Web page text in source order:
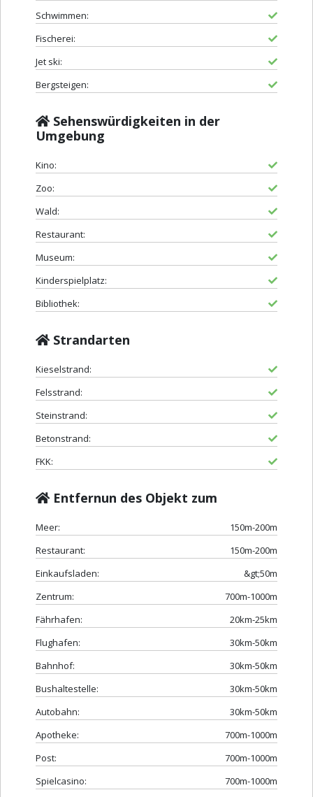
Schwimmen:
Fischerei:
Jet ski:
Bergsteigen:
Sehenswürdigkeiten in der
Umgebung
Kino:
Zoo:
Wald:
Restaurant:
Museum:
Kinderspielplatz:
Bibliothek:
Strandarten
Kieselstrand:
Felsstrand:
Steinstrand:
Betonstrand:
FKK:
Entfernun des Objekt zum
Meer:
150m-200m
Restaurant:
150m-200m
Einkaufsladen:
&gt;50m
Zentrum:
700m-1000m
Fährhafen:
20km-25km
Flughafen:
30km-50km
Bahnhof:
30km-50km
Bushaltestelle:
30km-50km
Autobahn:
30km-50km
Apotheke:
700m-1000m
Post:
700m-1000m
Spielcasino:
700m-1000m